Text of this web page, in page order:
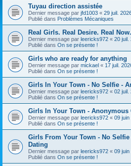
Tuyau direction assistée
Dernier message par jfd1003 « 29 juil.
Publié dans Problèmes Mécaniques
Real Girls. Real Desire. Real Now.
Dernier message par leericks972 « 20 juil.
Publié dans On se présente !
Girls who are ready for anything
Dernier message par mickael « 17 juil.
Publié dans On se présente !
Girls In Your Town - No Selfie -
Dernier message par leericks972 « 02 juil.
Publié dans On se présente !
Girls In Your Town - Anonymous
Dernier message par leericks972 « 09 juin
Publié dans On se présente !
Girls From Your Town - No
Dating
Dernier message par leericks972 « 09 juin
Publié dans On se présente !